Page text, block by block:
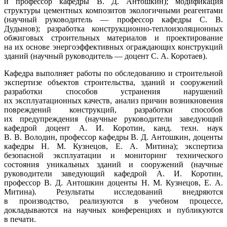
структуры цементных композитов экологичными реагентами
(научный руководитель — профессор кафедры С. В.
Дудынов); разработка конструкционно-теплоизоляционных
обжиговых строительных материалов и проектирование
на их основе энергоэффективных ограждающих конструкций
зданий (научный руководитель — доцент С. А. Коротаев).
Кафедра выполняет работы по обследованию и строительной
экспертизе объектов строительства, зданий и сооружений
разработки способов устранения нарушений
их эксплуатационных качеств, анализ причин возникновения
повреждений конструкций, разработки способов
их предупреждения (научные руководители заведующий
кафедрой доцент А. И. Коротин, канд. техн. наук
В. В. Володин, профессор кафедры В. Д. Антошкин, доценты
кафедры Н. М. Кузнецов, Е. А. Митина); экспертиза
безопасной эксплуатации и мониторинг технического
состояния уникальных зданий и сооружений (научные
руководители заведующий кафедрой А. И. Коротин,
профессор В. Д. Антошкин доценты Н. М. Кузнецов, Е. А.
Митина). Результаты исследований внедряются
в производство, реализуются в учебном процессе,
докладываются на научных конференциях и публикуются
в печати.